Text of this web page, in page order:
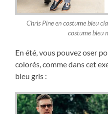
Chris Pine en costume bleu
costume bleu
En été, vous pouvez oser
colorés, comme dans cet
bleu gris :